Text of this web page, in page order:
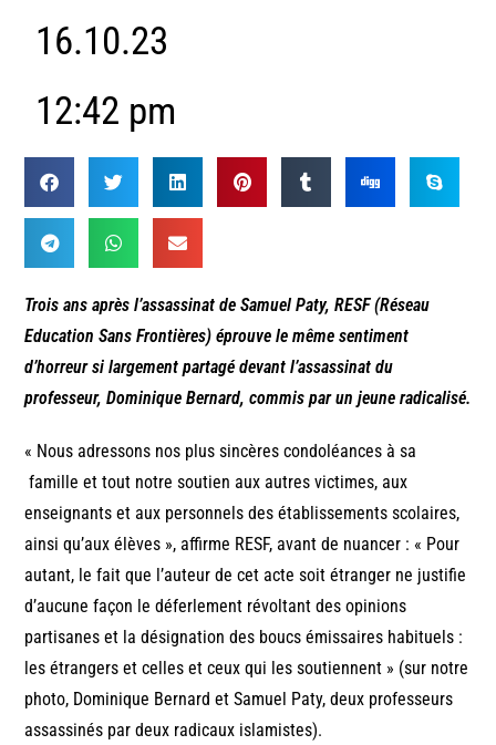
16.10.23
12:42 pm
Trois ans après l’assassinat de Samuel Paty, RESF (Réseau
Education Sans Frontières) éprouve le même sentiment
d’horreur si largement partagé devant l’assassinat du
professeur, Dominique Bernard, commis par un jeune radicalisé.
« Nous adressons nos plus sincères condoléances à sa
famille et tout notre soutien aux autres victimes, aux
enseignants et aux personnels des établissements scolaires,
ainsi qu’aux élèves », affirme RESF, avant de nuancer : « Pour
autant, le fait que l’auteur de cet acte soit étranger ne justifie
d’aucune façon le déferlement révoltant des opinions
partisanes et la désignation des boucs émissaires habituels :
les étrangers et celles et ceux qui les soutiennent » (sur notre
photo, Dominique Bernard et Samuel Paty, deux professeurs
assassinés par deux radicaux islamistes).